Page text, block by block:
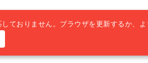
ておりません。ブラウザを更新するか、よ